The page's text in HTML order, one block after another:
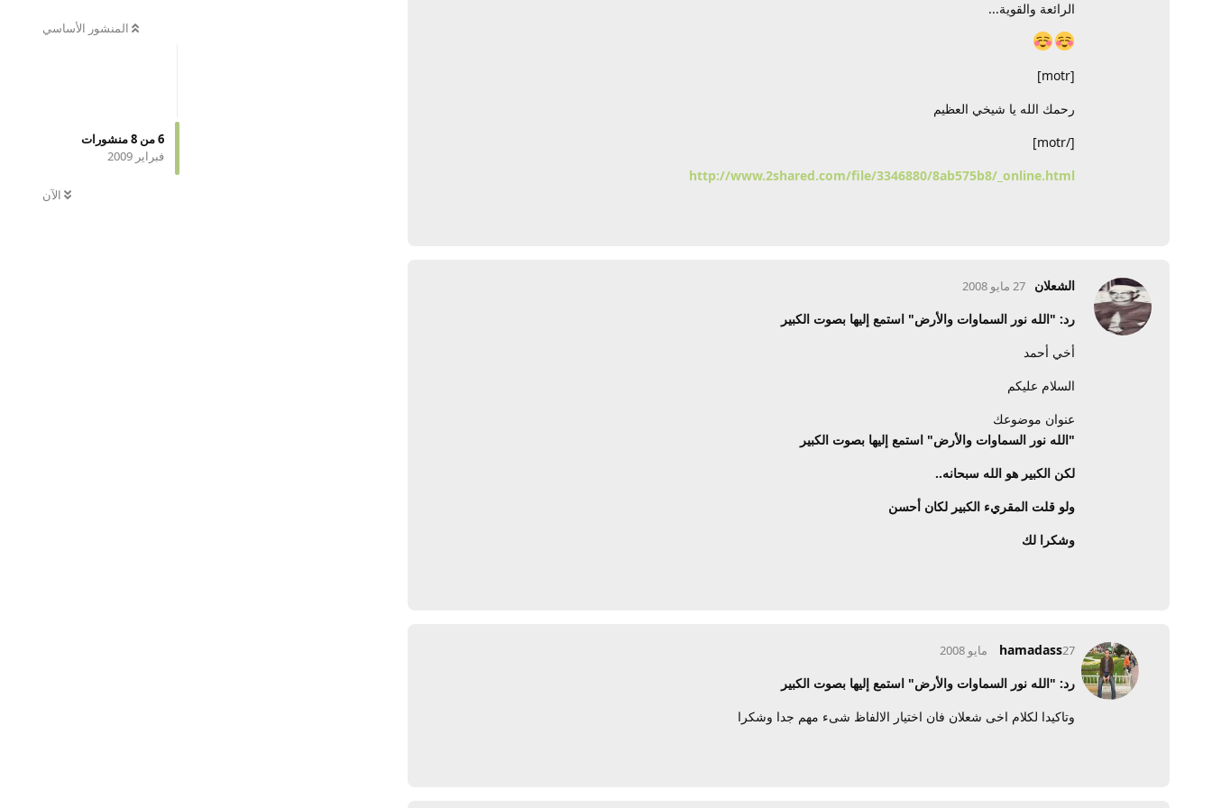
المنشور الأساسي
6من 8منشورات
فبراير 2009
الآن
الرائعة والقوية...
[motr]
رحمك الله يا شيخي العظيم
[/motr]
http://www.2shared.com/file/3346880/8ab575b8/_online.html
الشعلان 27 مايو 2008
رد: "الله نور السماوات والأرض" استمع إليها بصوت الكبير
أخي أحمد
السلام عليكم
عنوان موضوعك
"الله نور السماوات والأرض" استمع إليها بصوت الكبير
لكن الكبير هو الله سبحانه..
ولو قلت المقريء الكبير لكان أحسن
وشكرا لك
hamadass27 مايو 2008
رد: "الله نور السماوات والأرض" استمع إليها بصوت الكبير
وتاكيدا لكلام اخى شعلان فان اختيار الالفاظ شىء مهم جدا وشكرا